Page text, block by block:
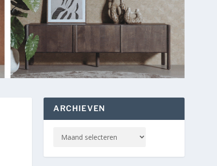
ARCHIEVEN